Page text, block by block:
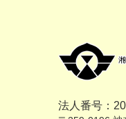
法人番号：